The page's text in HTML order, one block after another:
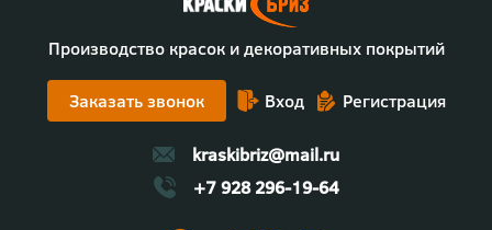
Производство красок и декоративных покрытий
Заказать звонок Вход Регистрация
kraskibriz@mail.ru
+7 928 296-19-64